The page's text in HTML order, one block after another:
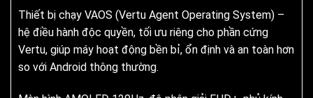
Thiết bị chạy VAOS (Vertu Agent Operating System) –
hệ điều hành độc quyền, tối ưu riêng cho phần cứng
Vertu, giúp máy hoạt động bền bỉ, ổn định và an toàn hơn
so với Android thông thường.